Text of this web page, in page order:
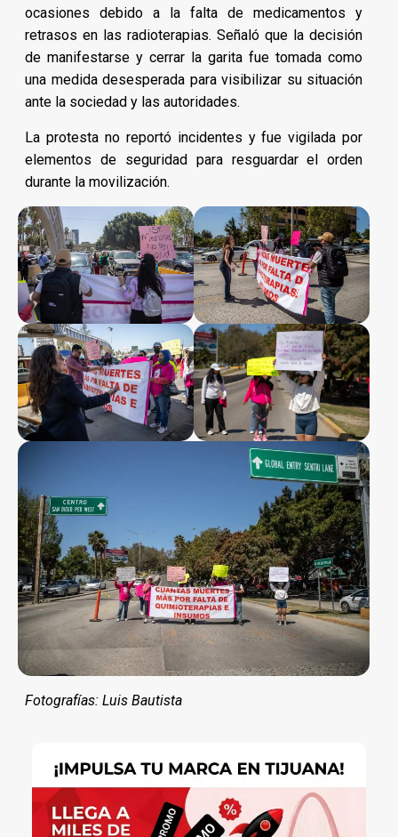
ocasiones debido a la falta de medicamentos y
retrasos en las radioterapias. Señaló que la decisión
de manifestarse y cerrar la garita fue tomada como
una medida desesperada para visibilizar su situación
ante la sociedad y las autoridades.
La protesta no reportó incidentes y fue vigilada por
elementos de seguridad para resguardar el orden
durante la movilización.
Fotografías: Luis Bautista